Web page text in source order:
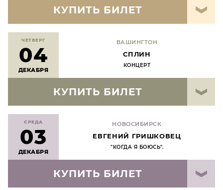
КУПИТЬ БИЛЕТ
ЧЕТВЕРГ
04
ДЕКАБРЯ
ВАШИНГТОН
СПЛИН
КОНЦЕРТ
КУПИТЬ БИЛЕТ
СРЕДА
03
ДЕКАБРЯ
НОВОСИБИРСК
ЕВГЕНИЙ ГРИШКОВЕЦ
"КОГДА Я БОЮСЬ".
КУПИТЬ БИЛЕТ